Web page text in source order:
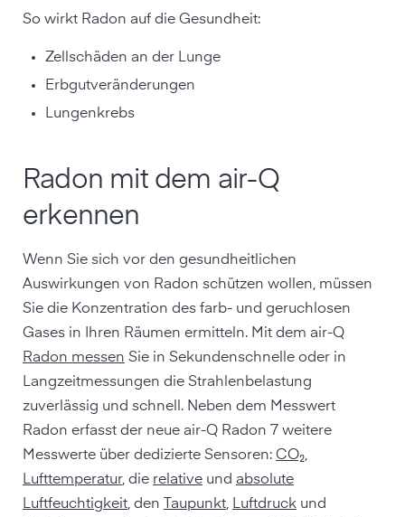
So wirkt Radon auf die Gesundheit:
Zellschäden an der Lunge
Erbgutveränderungen
Lungenkrebs
Radon mit dem air-Q
erkennen
Wenn Sie sich vor den gesundheitlichen
Auswirkungen von Radon schützen wollen, müssen
Sie die Konzentration des farb- und geruchlosen
Gases in Ihren Räumen ermitteln. Mit dem air-Q
Radon messen Sie in Sekundenschnelle oder in
Langzeitmessungen die Strahlenbelastung
zuverlässig und schnell. Neben dem Messwert
Radon erfasst der neue air-Q Radon 7 weitere
Messwerte über dedizierte Sensoren: CO₂,
Lufttemperatur, die relative und absolute
Luftfeuchtigkeit, den Taupunkt, Luftdruck und